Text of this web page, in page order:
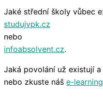
Jaké střední školy vůbec
studujvpk.cz
nebo
infoabsolvent.cz.
Jaká povolání už existují
nebo zkuste náš e-learning